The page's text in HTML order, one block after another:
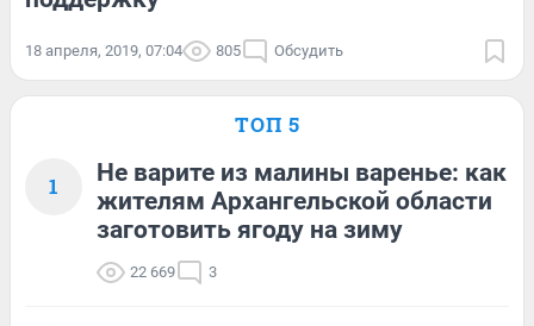
18 апреля, 2019, 07:04 805 Обсудить
ТОП 5
1
Не варите из малины варенье: как
жителям Архангельской области
заготовить ягоду на зиму
22 669 3